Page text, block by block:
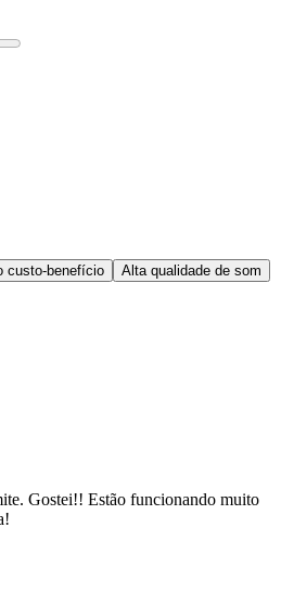
custo-benefício Alta qualidade de som
Gostei!! Estão funcionando muito